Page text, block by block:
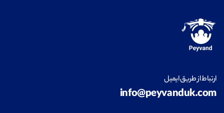
طراحی داخلی
فناوری اطلاعات (IT)
ارتباط از طریق ایمیل
info@peyvanduk.com